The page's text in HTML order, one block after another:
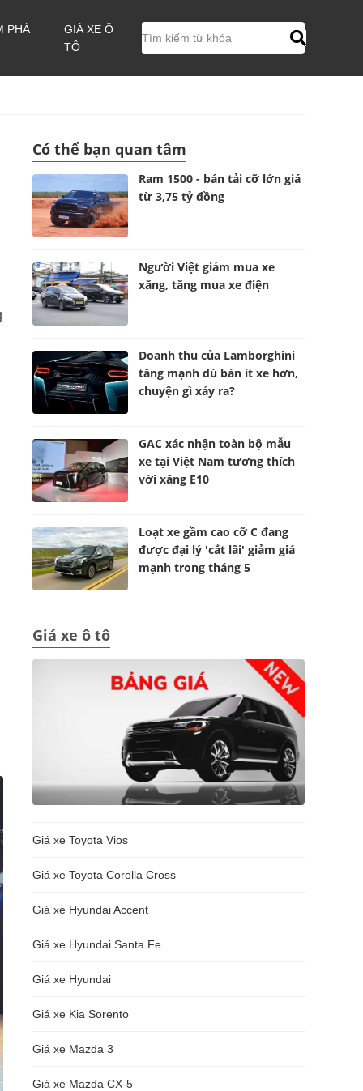
PHÁ
GIÁ XE Ô
TÔ
Có thể bạn quan tâm
Ram 1500 - bán tải cỡ lớn giá
từ 3,75 tỷ đồng
Người Việt giảm mua xe
xăng, tăng mua xe điện
Doanh thu của Lamborghini
tăng mạnh dù bán ít xe hơn,
chuyện gì xảy ra?
GAC xác nhận toàn bộ mẫu
xe tại Việt Nam tương thích
với xăng E10
Loạt xe gầm cao cỡ C đang
được đại lý 'cắt lãi' giảm giá
mạnh trong tháng 5
Giá xe ô tô
Giá xe Toyota Vios
Giá xe Toyota Corolla Cross
Giá xe Hyundai Accent
Giá xe Hyundai Santa Fe
Giá xe Hyundai
Giá xe Kia Sorento
Giá xe Mazda 3
Giá xe Mazda CX-5